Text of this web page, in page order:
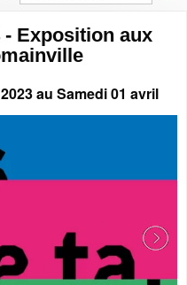
Exposition aux
au Samedi 01 avril